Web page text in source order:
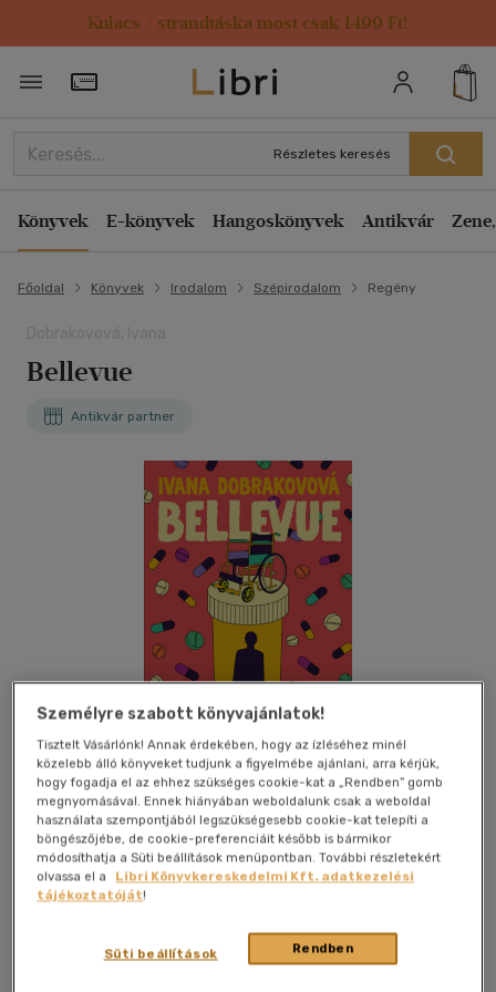
Kulacs / strandtáska most csak 1499 Ft!
Törzsvásárlói Kártya adatai
Részletes keresés
Könyvek E-könyvek Hangoskönyvek Antikvár
Főoldal Könyvek Irodalom Szépirodalom Regény
Bellevue
Antikvár partner
Kívánságlistához adom
Személyre szabott könyvajánlatok!
Tisztelt Vásárlónk! Annak érdekében, hogy az ízléséhez minél
közelebb álló könyveket tudjunk a figyelmébe ajánlani, arra kérjük,
hogy fogadja el az ehhez szükséges cookie-kat a „Rendben” gomb
megnyomásával. Ennek hiányában weboldalunk csak a weboldal
használata szempontjából legszükségesebb cookie-kat telepíti a
böngészőjébe, de cookie-preferenciáit később is bármikor
módosíthatja a Süti beállítások menüpontban. További részletekért
olvassa el a
Libri Könyvkereskedelmi Kft. adatkezelési
tájékoztatóját!
Rendben
Süti beállítások